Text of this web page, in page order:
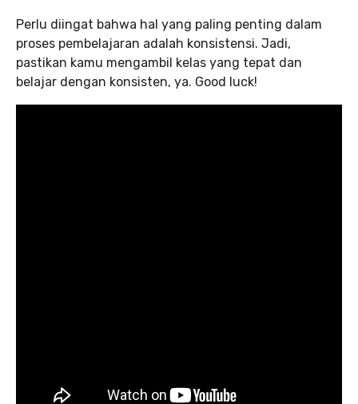
Perlu diingat bahwa hal yang paling penting dalam
proses pembelajaran adalah konsistensi. Jadi,
pastikan kamu mengambil kelas yang tepat dan
belajar dengan konsisten, ya. Good luck!